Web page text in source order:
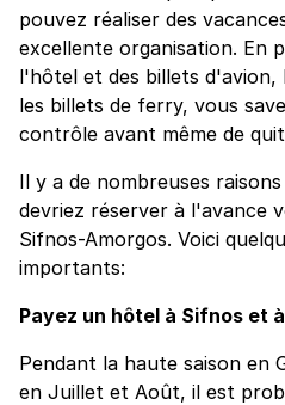
pouvez réaliser des
excellente organisation. En
l'hôtel et des billets d'avion,
les billets de ferry, vous
contrôle avant même de
Il y a de nombreuses
devriez réserver à l'avance
Sifnos-Amorgos. Voici
importants:
Payez un hôtel à Sifnos et
Pendant la haute saison en
en Juillet et Août, il est